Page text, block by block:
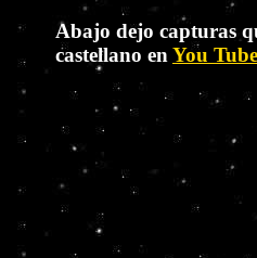
Abajo dejo capturas
castellano enYou Tube